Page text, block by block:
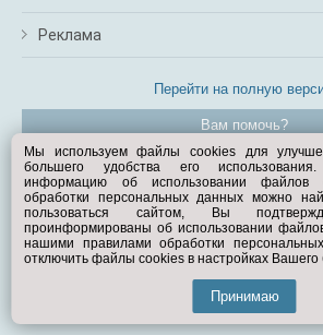
Реклама
Перейти на полную
Вам помочь?
© Exist.ru 1998—2026
Мы используем файлы cookies для
большего удобства его
информацию об использовании файлов
обработки персональных данных можно
пользоваться сайтом, Вы
проинформированы об использовании
нашими правилами обработки
отключить файлы cookies в настройках Вашего
Принимаю